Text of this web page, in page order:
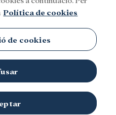
Política de cookies
de cookies